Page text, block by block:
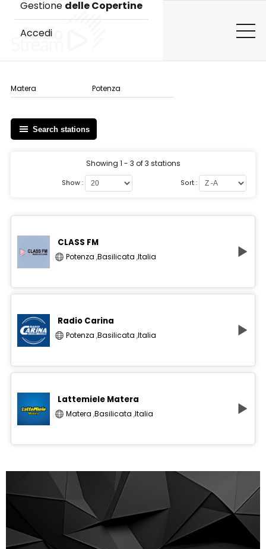
Gestione delle Copertine
Accedi
Matera Potenza
Search stations
Showing 1 - 3 of 3 stations
Show : Sort :
CLASS FM
Potenza ,Basilicata ,Italia
Radio Carina
Potenza ,Basilicata ,Italia
Lattemiele Matera
Matera ,Basilicata ,Italia